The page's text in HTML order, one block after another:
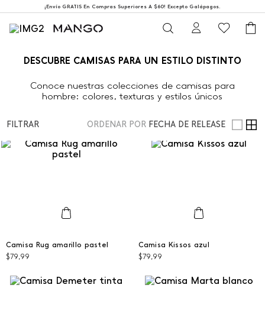
¡Envío GRATIS En Compras Superiores A $60! Excepto Galápagos.
DESCUBRE CAMISAS PARA UN ESTILO DISTINTO
Conoce nuestras colecciones de camisas para
hombre: colores, texturas y estilos únicos
FILTRAR ORDENAR POR FECHA DE RELEASE
AGREGAR AL CARRITO
Camisa Rug amarillo pastel
$79 99
AGREGAR AL CARRITO
Camisa Kissos azul
$79 99